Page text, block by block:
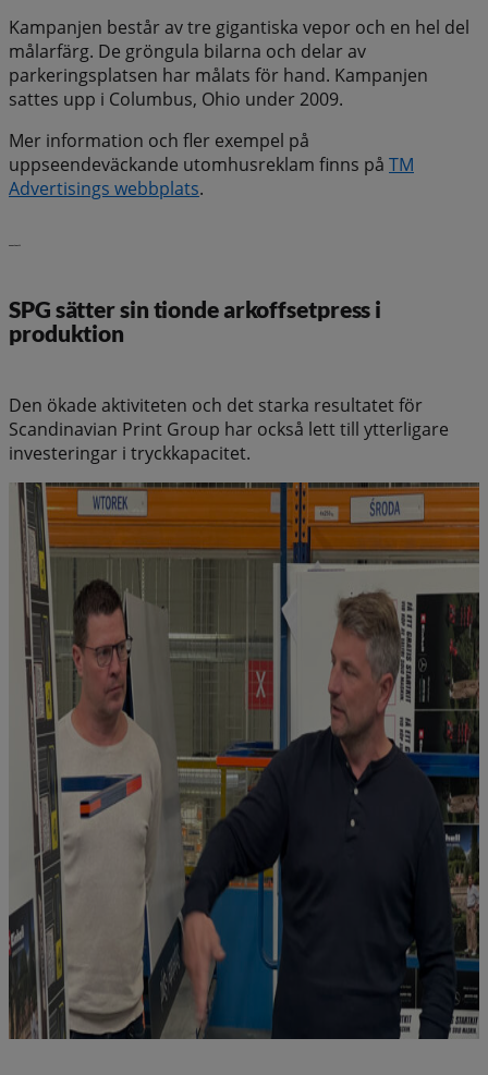
Kampanjen består av tre gigantiska vepor och en hel del
målarfärg. De gröngula bilarna och delar av
parkeringsplatsen har målats för hand. Kampanjen
sattes upp i Columbus, Ohio under 2009.
Mer information och fler exempel på
uppseendeväckande utomhusreklam finns på TM
Advertisings webbplats.
SPG sätter sin tionde arkoffsetpress i
produktion
Den ökade aktiviteten och det starka resultatet för
Scandinavian Print Group har också lett till ytterligare
investeringar i tryckkapacitet.